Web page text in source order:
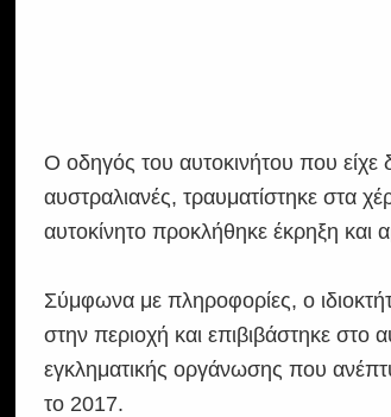
Ο οδηγός του αυτοκινήτου που είχε
αυστραλιανές, τραυματίστηκε στα
αυτοκίνητο προκλήθηκε έκρηξη και
Σύμφωνα με πληροφορίες, ο
στην περιοχή και επιβιβάστηκε
εγκληματικής οργάνωσης που
το 2017.